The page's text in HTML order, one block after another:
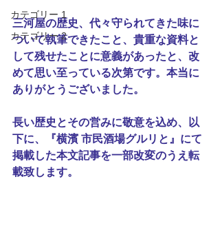
カテゴリー 1
カテゴリー 2
三河屋の歴史、代々守られてきた味に
ついて執筆できたこと、貴重な資料と
して残せたことに意義があったと、改
めて思い至っている次第です。本当に
ありがとうございました。
長い歴史とその営みに敬意を込め、以
下に、『横濱 市民酒場グルリと』にて
掲載した本文記事を一部改変のうえ転
載致します。